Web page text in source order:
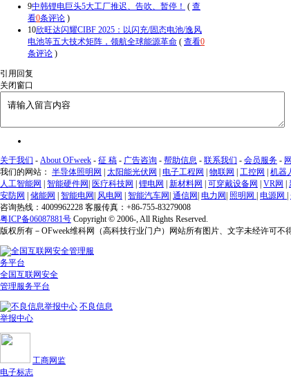
9中韩锂电巨头5大工厂推迟、告吹、暂停！ ( 查
看0条评论 )
10欣旺达闪耀CIBF 2025：以闪充/固态电池/逸风
电池等五大技术矩阵，领航全球能源革命 ( 查看0
条评论 )
引用回复
关闭窗口
关于我们 - About OFweek - 征 稿 - 广告咨询 - 帮助信息 - 联系我们 - 会员服务 -
我们的网站： 半导体照明网 太阳能光伏网 电子工程网 物联网 工控网 机器
人工智能网
智能硬件网 医疗科技网 锂电网 新材料网 可穿戴设备网 VR网
安防网
储能网 智能电网 风电网 智能汽车网 通信网 电力网 照明网 电源网
咨询热线：4009962228 客服传真：+86-755-83279008
粤ICP备06087881号 Copyright © 2006-, All Rights Reserved.
版权所有－OFweek维科网（高科技行业门户）网站所有图片、文字未经许可不
全国互联网安全
管理服务平台
不良信息
举报中心
工商网监
电子标志